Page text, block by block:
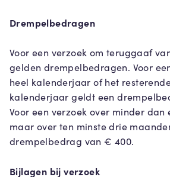
Drempelbedragen
Voor een verzoek om teruggaaf
gelden drempelbedragen. Voor
heel kalenderjaar of het
kalenderjaar geldt een
Voor een verzoek over minder
maar over ten minste drie
drempelbedrag van € 400.
Bijlagen bij verzoek